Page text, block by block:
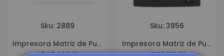
Sku: 2889
Impresora Matriz de Punto SAT DM220 US
Sku: 3856
Impresora Matriz de Punto SAT DM220 US-NC